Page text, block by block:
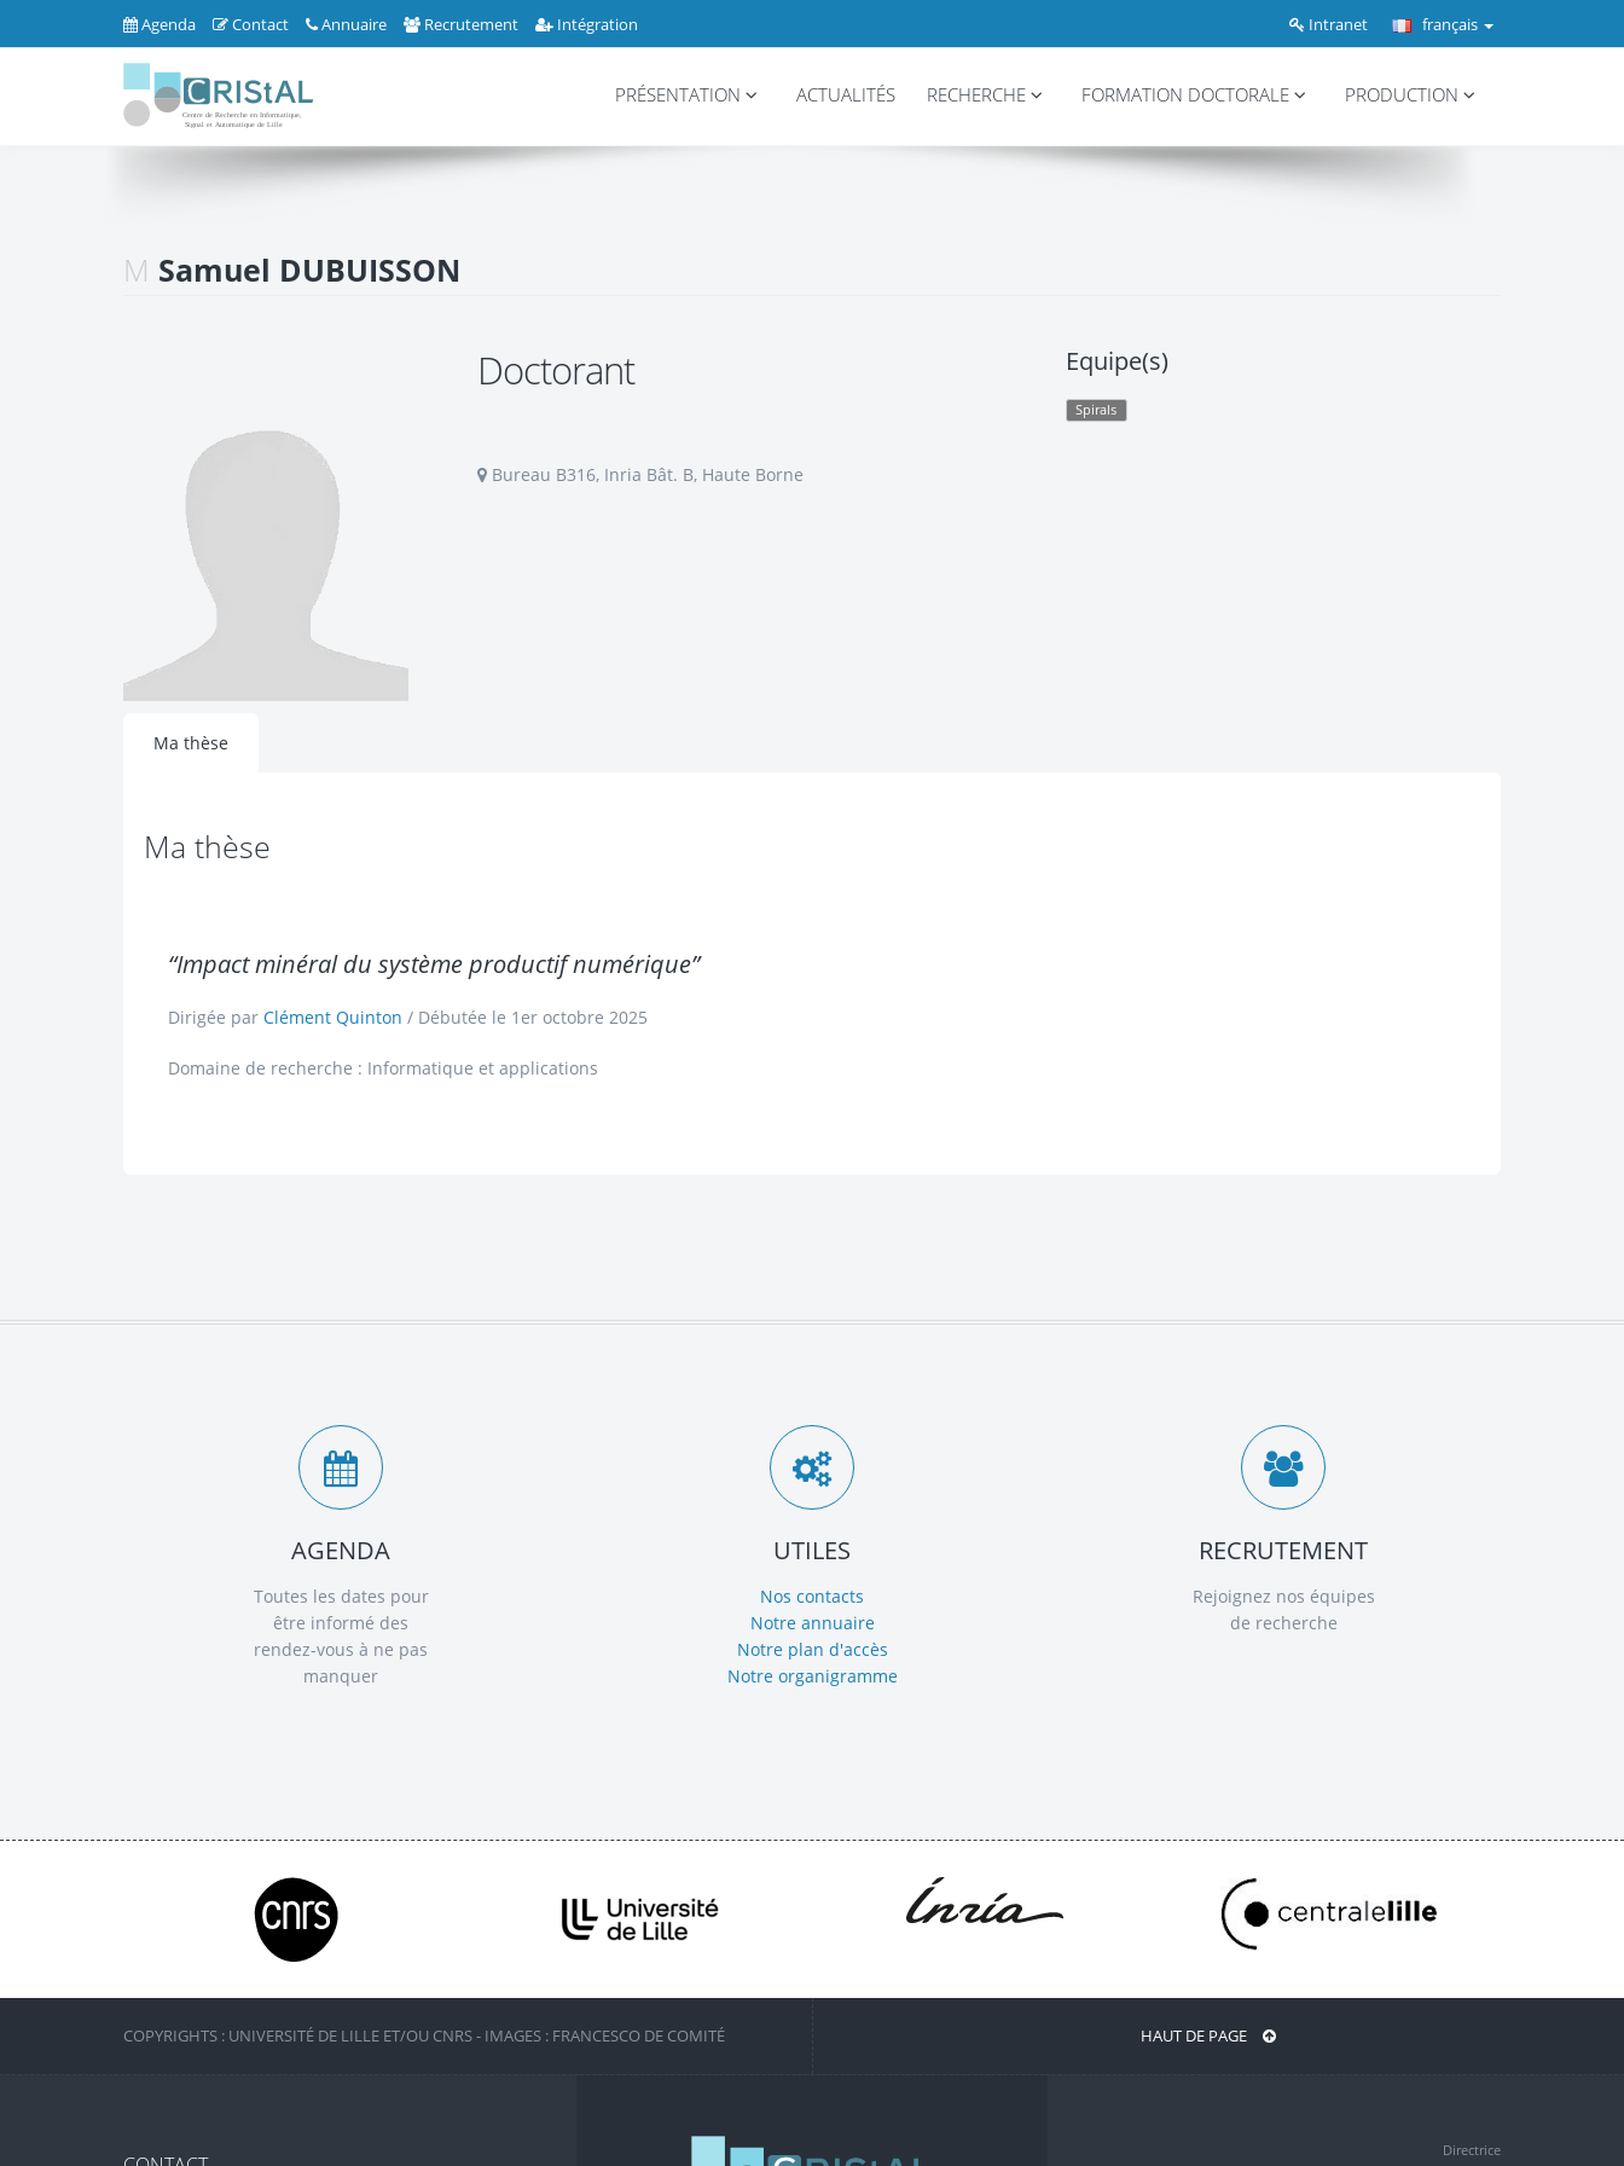
Agenda Contact Annuaire Recrutement Intégration français
Intranet
PRÉSENTATION ACTUALITÉS RECHERCHE FORMATION DOCTORALE PRODUCTION
M Samuel DUBUISSON
Doctorant
Bureau B316, Inria Bât. B, Haute Borne
Equipe(s)
Spirals
Ma thèse
Ma thèse
“Impact minéral du système productif numérique”
Dirigée par Clément Quinton / Débutée le 1er octobre 2025
Domaine de recherche : Informatique et applications
AGENDA
Toutes les dates pour
être informé des
rendez-vous à ne pas
manquer
UTILES
Nos contacts
Notre annuaire
Notre plan d'accès
Notre organigramme
RECRUTEMENT
Rejoignez nos équipes
de recherche
COPYRIGHTS : UNIVERSITÉ DE LILLE ET/OU CNRS - IMAGES : FRANCESCO DE COMITÉ HAUT DE PAGE
Directrice